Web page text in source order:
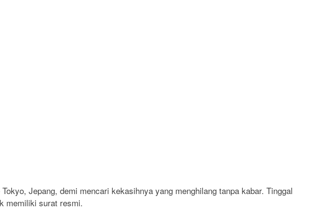
Jepang, demi mencari kekasihnya yang menghilang tanpa kabar. Tinggal
memiliki surat resmi.